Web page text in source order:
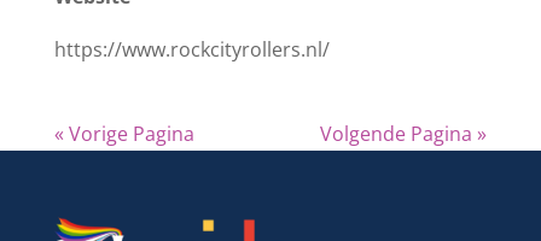
https://www.rockcityrollers.nl/
« Vorige Pagina Volgende Pagina »